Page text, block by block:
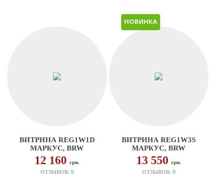
ВИТРИНА REG1W1D
МАРКУС, BRW
12 160грн.
ОТЗЫВОВ: 0
НОВИНКА
ВИТРИНА REG1W3S
МАРКУС, BRW
13 550грн.
ОТЗЫВОВ: 0